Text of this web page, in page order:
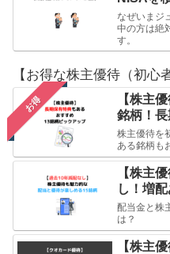
なぜいまジ
中の方は絶
す。
【お得な株主優待（初心
お得
【株主
銘柄！
株主優待を
ある銘柄も
【株主
し！増
配当金と株
は？
【株主